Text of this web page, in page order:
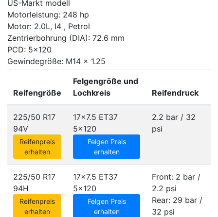
US-Markt modell
Motorleistung: 248 hp
Motor: 2.0L, I4 , Petrol
Zentrierbohrung (DIA): 72.6 mm
PCD: 5x120
Gewindegröße: M14 x 1.25
Reifengröße
Felgengröße und
Lochkreis
Reifendruck
225/50 R17
94V
Reifenpreis
erhalten
17x7.5 ET37
5x120
Felgen Preis
erhalten
2.2 bar / 32
psi
225/50 R17
94H
Reifenpreis
erhalten
17x7.5 ET37
5x120
Felgen Preis
erhalten
Front: 2 bar /
2.2 psi
Rear: 29 bar /
32 psi